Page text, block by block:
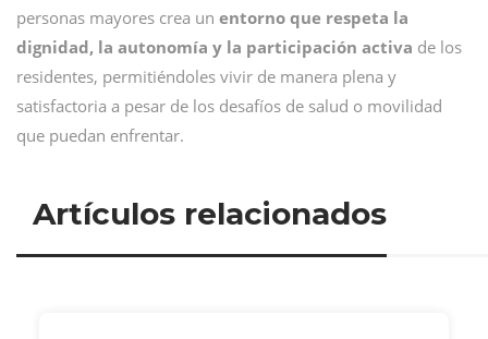
personas mayores crea un entorno que respeta la
dignidad, la autonomía y la participación activa de los
residentes, permitiéndoles vivir de manera plena y
satisfactoria a pesar de los desafíos de salud o movilidad
que puedan enfrentar.
Artículos relacionados